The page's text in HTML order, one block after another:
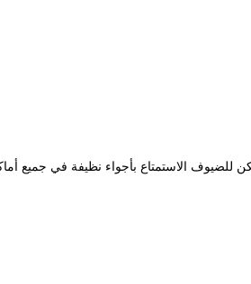
الاستمتاع بأجواء نظيفة في جميع